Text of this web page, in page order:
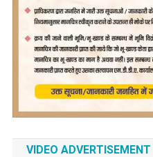
VIDEO ADVERTISEMENT